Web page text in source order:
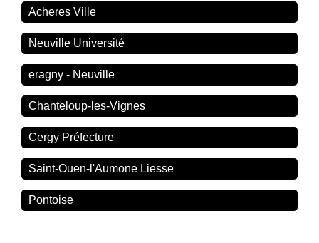
Acheres Ville
Neuville Université
eragny - Neuville
Chanteloup-les-Vignes
Cergy Préfecture
Saint-Ouen-l'Aumone Liesse
Pontoise